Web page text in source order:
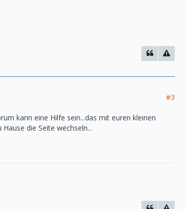
#3
kann eine Hilfe sein...das mit euren kleinen
die Seite wechseln...